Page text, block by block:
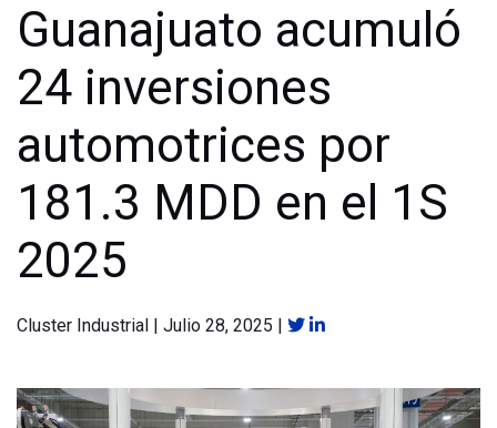
Guanajuato acumuló
24 inversiones
automotrices por
181.3 MDD en el 1S
2025
Cluster Industrial | Julio 28, 2025 |